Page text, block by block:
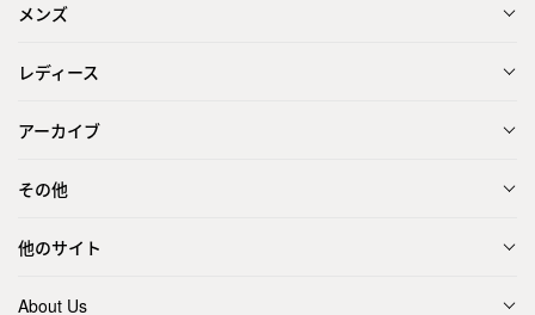
メンズ
レディース
アーカイブ
その他
他のサイト
About Us